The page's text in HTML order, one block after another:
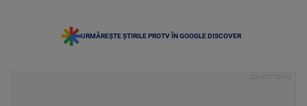
URMĂREȘTE ȘTIRILE PROTV ÎN GOOGLE DISCOVER